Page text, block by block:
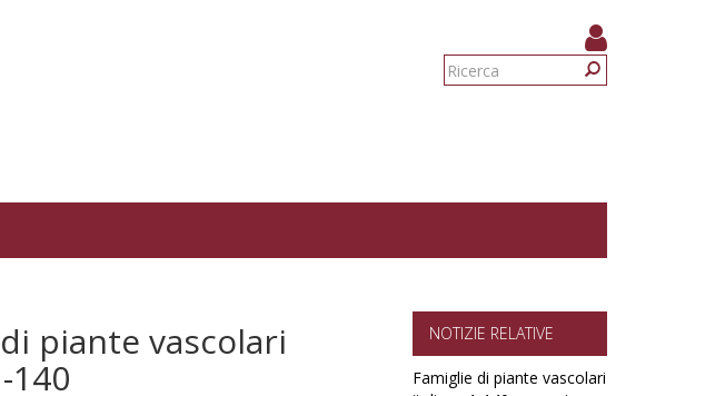
Form
piante vascolari
140
NOTIZIE RELATIVE
Famiglie di piante vascolari